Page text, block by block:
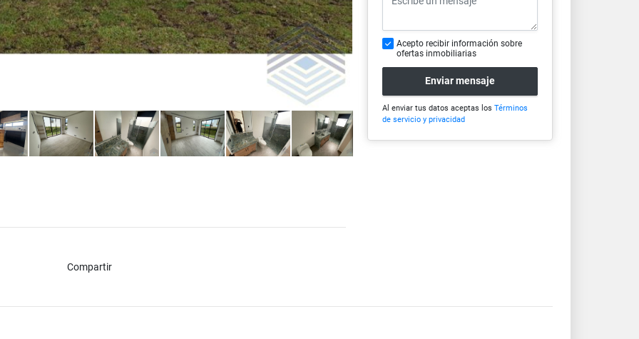
Compartir
Acepto recibir información sobre
ofertas inmobiliarias
Enviar mensaje
Al enviar tus datos aceptas los Términos
de servicio y privacidad